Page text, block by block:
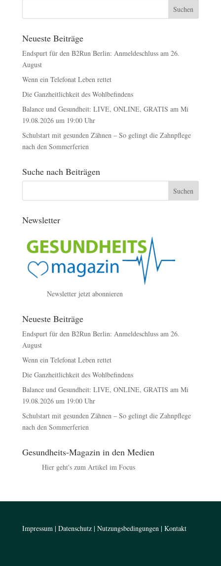
Neueste Beiträge
Endspurt für den B2Run Berlin: Anmeldeschluss am 26.
August
Wenn ein Telefonat Leben rettet
Die Ganzheitlichkeit des Wohlbefindens
Balance und Gesundheit: LIVE, ONLINE, GRATIS am Mi
19.08.2026 um 19:00 Uhr
Schulstart mit gesunden Zähnen – So gelingt die Zahnpflege
nach den Sommerferien
Suche nach Beiträgen
Newsletter
Newsletter jetzt abonnieren
Neueste Beiträge
Endspurt für den B2Run Berlin: Anmeldeschluss am 26.
August
Wenn ein Telefonat Leben rettet
Die Ganzheitlichkeit des Wohlbefindens
Balance und Gesundheit: LIVE, ONLINE, GRATIS am Mi
19.08.2026 um 19:00 Uhr
Schulstart mit gesunden Zähnen – So gelingt die Zahnpflege
nach den Sommerferien
Gesundheits-Magazin in den Medien
Hier geht's zum Artikel im Focus
Impressum| Datenschutz| Nutzungsbedingungen| Kontakt